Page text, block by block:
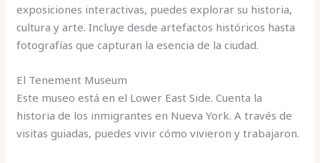
exposiciones interactivas, puedes explorar su historia,
cultura y arte. Incluye desde artefactos históricos hasta
fotografías que capturan la esencia de la ciudad.
El Tenement Museum
Este museo está en el Lower East Side. Cuenta la
historia de los inmigrantes en Nueva York. A través de
visitas guiadas, puedes vivir cómo vivieron y trabajaron.